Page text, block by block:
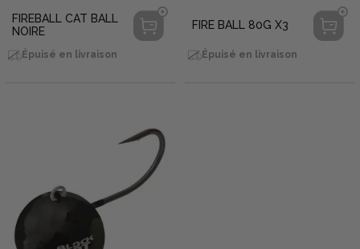
FIREBALL CAT BALL
NOIRE
Épuisé en livraison
FIRE BALL 80G X3
Épuisé en livraison